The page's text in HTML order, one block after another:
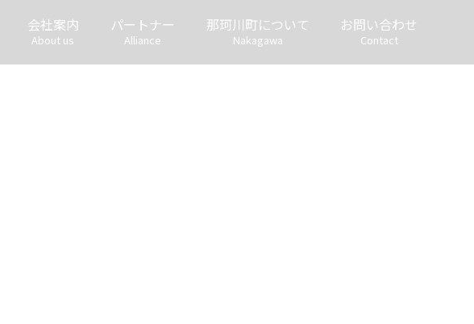
会社案内 パートナー 那珂川町について お問い合わせ